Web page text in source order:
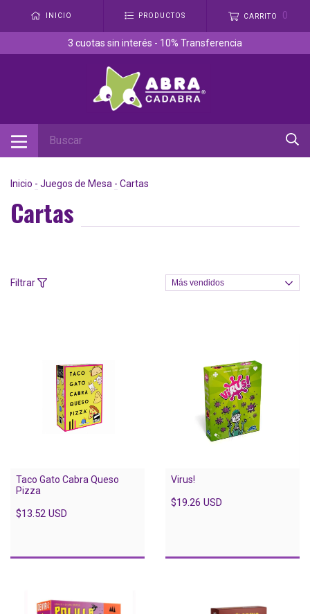
INICIO PRODUCTOS CARRITO 0
3 cuotas sin interés - 10% Transferencia
Inicio - Juegos de Mesa - Cartas
Cartas
Filtrar
Taco Gato Cabra Queso
Pizza
$13.52 USD
Virus!
$19.26 USD